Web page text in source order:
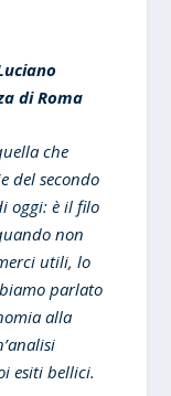
di Roma
che
del secondo
oggi: è il filo
non
utili, lo
parlato
alla
esiti bellici.